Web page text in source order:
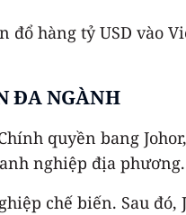
hàng tỷ USD vào
ĐA NGÀNH
quyền bang
nghiệp địa phương.
chế biến. Sau